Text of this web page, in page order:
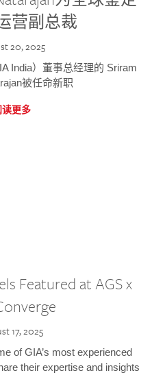
营副总裁
20, 2025
India）董事总经理的 Sriram
被任命新职
读更多
Featured at AGS x
17, 2025
of GIA’s most experienced
their expertise and insights